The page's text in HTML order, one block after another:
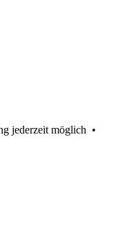
jederzeit möglich •